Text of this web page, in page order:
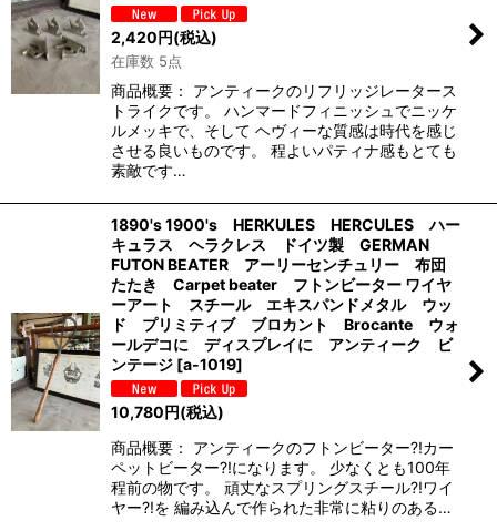
2,420円(税込)
在庫数 5点
商品概要： アンティークのリフリッジレータース
トライクです。 ハンマードフィニッシュでニッケ
ルメッキで、そして ヘヴィーな質感は時代を感じ
させる良いものです。 程よいパティナ感もとても
素敵です…
1890's 1900's HERKULES HERCULES ハー
キュラス ヘラクレス ドイツ製 GERMAN
FUTON BEATER アーリーセンチュリー 布団
たたき Carpet beater フトンビーター ワイヤ
ーアート スチール エキスパンドメタル ウッ
ド プリミティブ ブロカント Brocante ウォ
ールデコに ディスプレイに アンティーク ビ
ンテージ [a-1019]
10,780円(税込)
商品概要： アンティークのフトンビーター?!カー
ペットビーター?!になります。 少なくとも100年
程前の物です。 頑丈なスプリングスチール?!ワイ
ヤー?!を 編み込んで作られた非常に粘りのある…